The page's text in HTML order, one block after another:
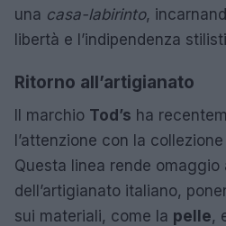
una casa-labirinto,
libertà e l’indipendenza
Ritorno all’artigianato
Il marchio Tod’s ha
l’attenzione con la collezione
Questa linea rende omaggio
dell’artigianato italiano,
sui materiali, come la pelle,